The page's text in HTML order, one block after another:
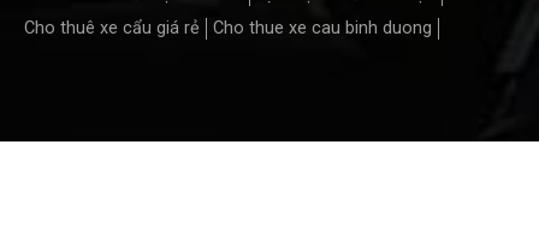
Cho thuê xe cẩu giá rẻ
Cho thue xe cau binh duong